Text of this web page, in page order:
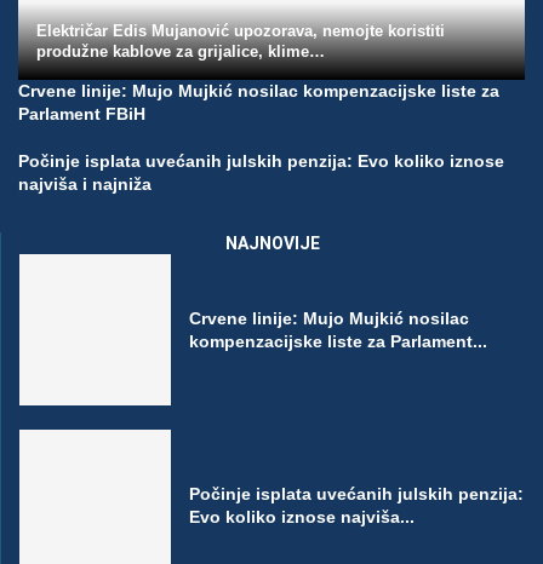
Električar Edis Mujanović upozorava, nemojte koristiti
produžne kablove za grijalice, klime…
Crvene linije: Mujo Mujkić nosilac kompenzacijske liste za
Parlament FBiH
Počinje isplata uvećanih julskih penzija: Evo koliko iznose
najviša i najniža
NAJNOVIJE
Crvene linije: Mujo Mujkić nosilac
kompenzacijske liste za Parlament...
Počinje isplata uvećanih julskih penzija:
Evo koliko iznose najviša...